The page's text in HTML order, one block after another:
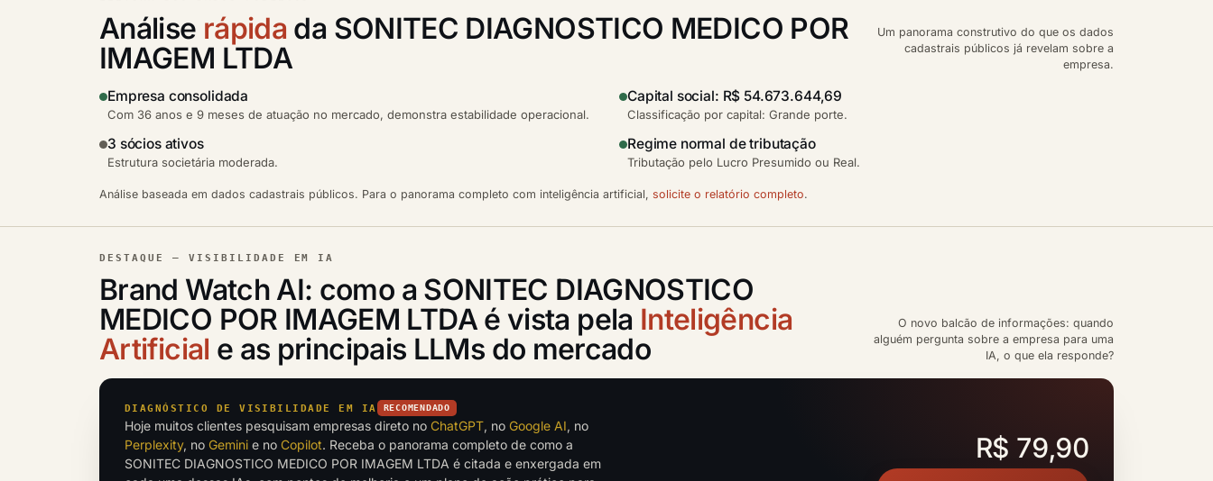
Análise rápida da SONITEC DIAGNOSTICO MEDICO POR
IMAGEM LTDA
Um panorama construtivo do que os dados
cadastrais públicos já revelam sobre a
empresa.
Empresa consolidada
Com 36 anos e 9 meses de atuação no mercado, demonstra estabilidade operacional.
Capital social: R$ 54.673.644,69
Classificação por capital: Grande porte.
3 sócios ativos
Estrutura societária moderada.
Regime normal de tributação
Tributação pelo Lucro Presumido ou Real.
Análise baseada em dados cadastrais públicos. Para o panorama completo com inteligência artificial, solicite o relatório completo.
DESTAQUE — VISIBILIDADE EM IA
Brand Watch AI: como a SONITEC DIAGNOSTICO
MEDICO POR IMAGEM LTDA é vista pela Inteligência
Artificial e as principais LLMs do mercado
O novo balcão de informações: quando
alguém pergunta sobre a empresa para uma
IA, o que ela responde?
DIAGNÓSTICO DE VISIBILIDADE EM IA RECOMENDADO
Hoje muitos clientes pesquisam empresas direto no ChatGPT, no Google AI, no
Perplexity, no Gemini e no Copilot. Receba o panorama completo de como a
SONITEC DIAGNOSTICO MEDICO POR IMAGEM LTDA é citada e enxergada em
R$ 79,90